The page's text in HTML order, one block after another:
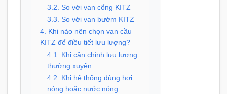
3.2. So với van cổng KITZ
3.3. So với van bướm KITZ
4. Khi nào nên chọn van cầu
KITZ để điều tiết lưu lượng?
4.1. Khi cần chỉnh lưu lượng
thường xuyên
4.2. Khi hệ thống dùng hơi
nóng hoặc nước nóng